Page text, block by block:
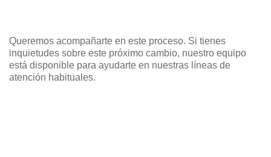
Queremos acompañarte en este proceso. Si tienes
inquietudes sobre este próximo cambio, nuestro equipo
está disponible para ayudarte en nuestras líneas de
atención habituales.